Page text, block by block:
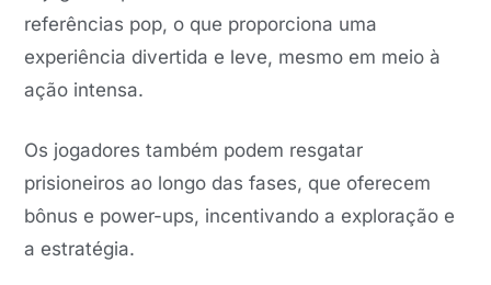
referências pop, o que proporciona uma
experiência divertida e leve, mesmo em meio à
ação intensa.
Os jogadores também podem resgatar
prisioneiros ao longo das fases, que oferecem
bônus e power-ups, incentivando a exploração e
a estratégia.